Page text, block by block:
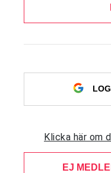
Klicka här om
EJ